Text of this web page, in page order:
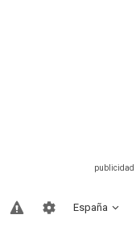
España